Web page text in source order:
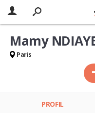
Mamy
Paris
PROFIL